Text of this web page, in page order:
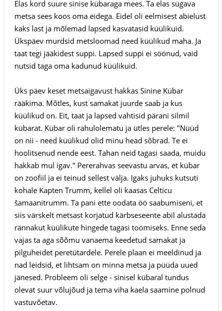
Elas kord suure sinise kübaraga mees. Ta elas sügava
metsa sees koos oma eidega. Eidel oli eelmisest abielust
kaks last ja mõlemad lapsed kasvatasid küülikuid.
Ükspäev murdsid metsloomad need küülikud maha. Ja
taat tegi jääkidest suppi. Lapsed suppi ei söönud, vaid
nutsid taga oma kadunud küülikuid.
Üks päev keset metsaigavust hakkas Sinine Kübar
rääkima. Mõtles, kust samakat juurde saab ja kus
küülikud on. Eit, taat ja lapsed vahtisid pärani silmil
kübarat. Kübar oli rahulolematu ja ütles perele: "Nüüd
on nii - need küülikud olid minu head sõbrad. Te ei
hoolitsenud nende eest. Tahan neid tagasi saada, muidu
hakkab mul igav." Pererahvas seevastu arvas, et kübar
on zoofiil ja ei teinud sellest välja. Igaks juhuks kutsuti
kohale Kapten Trumm, kellel oli kaasas Celticu
šamaanitrumm. Ta pani ette oodata öö saabumiseni, et
siis värskelt metsast korjatud kärbseseente abil alustada
rännakut küülikute hingede tagasi toomiseks. Enne seda
vajas ta aga sõõmu vanaema keedetud samakat ja
pilguheidet peretütardele. Perele plaan ei meeldinud ja
nad leidsid, et lihtsam on minna metsa ja püüda uued
jänesed. Probleem oli selge - sinisel kübaral tundus
olevat suur võlujõud ja tema viha kaela saamine polnud
vastuvõetav.